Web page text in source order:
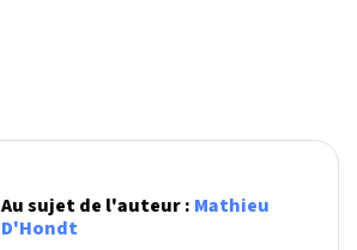
Au sujet de l'auteur : Mathieu
D'Hondt